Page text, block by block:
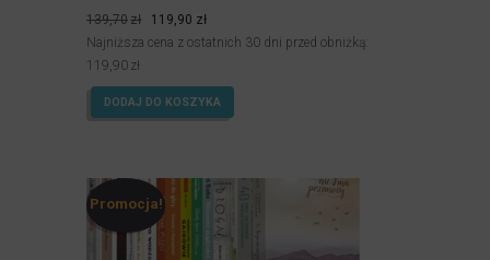
5.00
139,70zł
Pierwotna
cena
139,70zł.
119,90 złAktualna
cena
119,90zł.
Najniższa cena z ostatnich 30 dni przed obniżką:
119,90 zł
DODAJ DO KOSZYKA
Promocja!